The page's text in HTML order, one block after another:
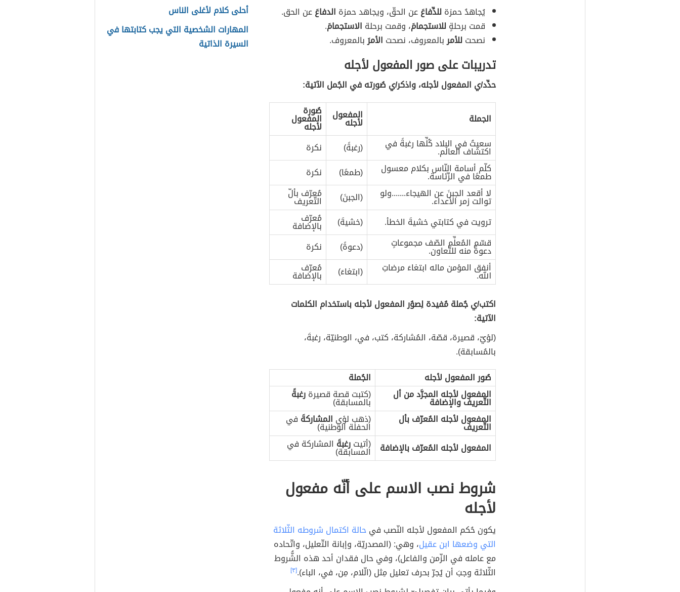
المفعول لأجله المقترن بأل التّعريف
هو المصدر المُعرَّف بـ(أل) التّعريف، ويكون الجر هنا أنسب من
النصب، وفيما يأتي أمثلة لهذه الصُّورة:
يُجاهدُ حمزةللدِّفاعَعن الحقّ، ويجاهد حمزة
قمت برحلةٍللاستجمامَ، وقمت برحلةالاستجمامَ
نصحت
بالمعروف، نصحت بالمعروف.
تدريبات على صور المفعول لأجله
حدِّد/ي المفعول لأجله، واذكر/ي صُورته في الجُمل الآتية:
الجملة المفعول
لأجله
صُورة
المفعول
لأجله
سعيتُ في البلاد كُلِّها رغبةً في
اكتشاف العالَم. (رغبةً)
نكرة
كلّم أسامة النّاس بكلام معسول
طمعًا في الرِّئاسة. (طمعًا)
نكرة
لا أقعد الجبنَ عن الهيجاء.......ولو
توالت زمر الأعداء. (الجبنَ) مُعرّف بألّ
التّعريف
ترويت في كتابتي خشيةَ الخطأ.
(خشيةَ) مُعرّف
بالإضافة
قسّم المُعلِّم الصّف مجموعاتٍ
دعوةً منه للتّعاون. (دعوةً)
نكرة
أنفق المؤمن ماله ابتغاءَ مرضاتِ
الله.
بالإضافة
اكتب/ي جُملة مُفيدة لِصوُر المفعول لأجله باستخدام الكلمات
الآتية:
(لؤيّ، قصيرة، قصّة، المُشاركة، كتب، في، الوطنيّة، رغبةَ،
بالمُسابقة).
صُور المفعول لأجله
الجُملة
المفعول لأجله المجرَّد من أل
التّعريف والإضافة
(كتبت قصة قصيرةرغبةً
بالمسابقة)
التّعريف
(ذهب لؤي
الحفلة الوطنية)
المفعول لأجله المُعرّف بالإضافة
(أتيت المشاركة في
شروط نصب الاسم على أنّه مفعول
لأجله
يكون حُكم المفعول لأجله النّصب في حالة اكتمال شروطه الثّلاثة
تطور الدولة العثمانية
أحكام النون الساكنة
التهاب الظفر